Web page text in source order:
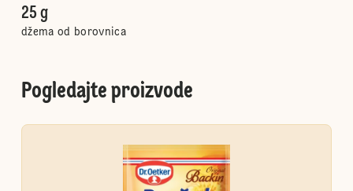
25 g
džema od borovnica
Pogledajte proizvode